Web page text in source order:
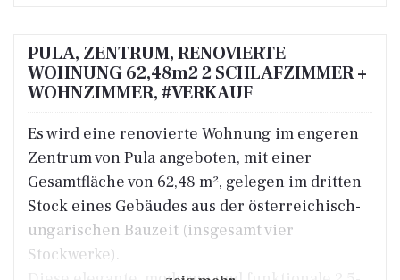
PULA, ZENTRUM, RENOVIERTE
WOHNUNG 62,48m2 2 SCHLAFZIMMER +
WOHNZIMMER, #VERKAUF
Es wird eine renovierte Wohnung im engeren
Zentrum von Pula angeboten, mit einer
Gesamtfläche von 62,48 m², gelegen im dritten
Stock eines Gebäudes aus der österreichisch-
ungarischen Bauzeit (insgesamt vier
Stockwerke).